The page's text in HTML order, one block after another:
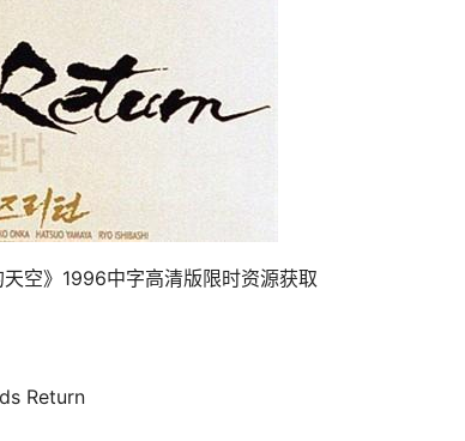
空》1996中字高清版限时资源获取
Return